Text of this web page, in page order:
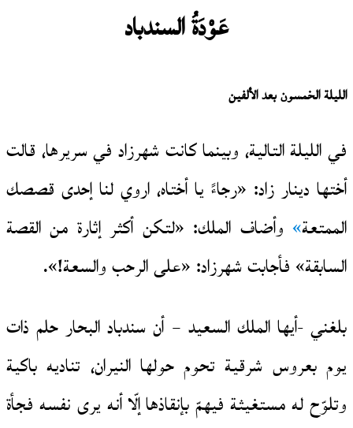
عَوْدَةُ السندباد
الليلة الخمسون بعد الألفين
في الليلة التالية، وبينما كانت شهرزاد في سريرها، قالت
أختها دينار زاد: «رجاءً يا أختاه، اروي لنا إحدى قصصك
الممتعة» وأضاف الملك: «لتكن أكثر إثارة من القصة
السابقة» فأجابت شهرزاد: «على الرحب والسعة!».
بلغني -أيها الملك السعيد – أن سندباد البحار حلم ذات
يوم بعروس شرقية تحوم حولها النيران، تناديه باكية
وتلوّح له مستغيثة فيهمّ بإنقاذها إلّا أنه يرى نفسه فجأة